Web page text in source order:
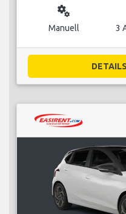
miscellaneous_services
Manuell 3